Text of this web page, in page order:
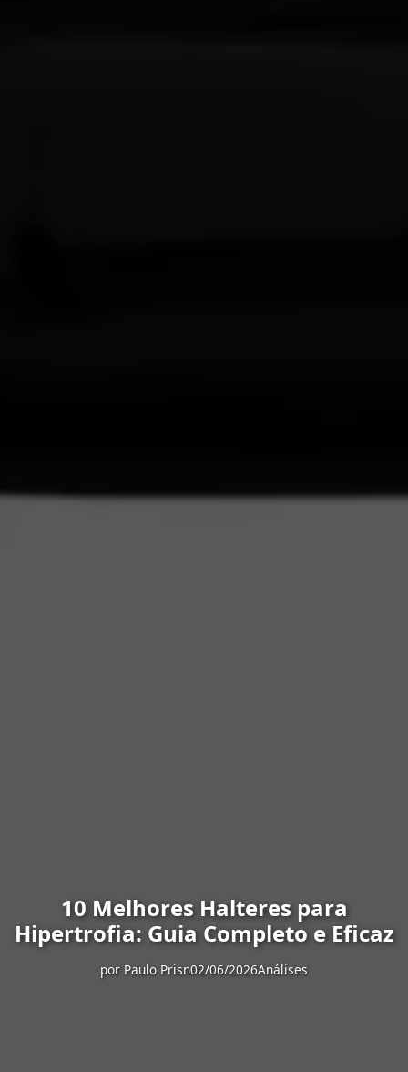
10 Melhores Halteres para
Hipertrofia: Guia Completo e Eficaz
por Paulo Prisn02/06/2026Análises